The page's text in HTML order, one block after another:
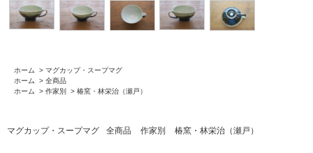
ホーム > マグカップ・スープマグ
ホーム
> 全商品
ホーム
> 作家別 > 椿窯・林栄治（瀬戸）
マグカップ・スープマグ 全商品 作家別 椿窯・林栄治（瀬戸）